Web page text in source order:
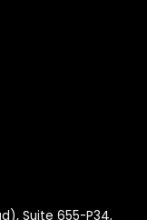
Suite 655-P34,